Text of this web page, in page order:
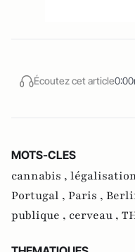
Écoutez cet article
MOTS-CLES
cannabis ,
Portugal , Paris ,
publique , cerveau ,